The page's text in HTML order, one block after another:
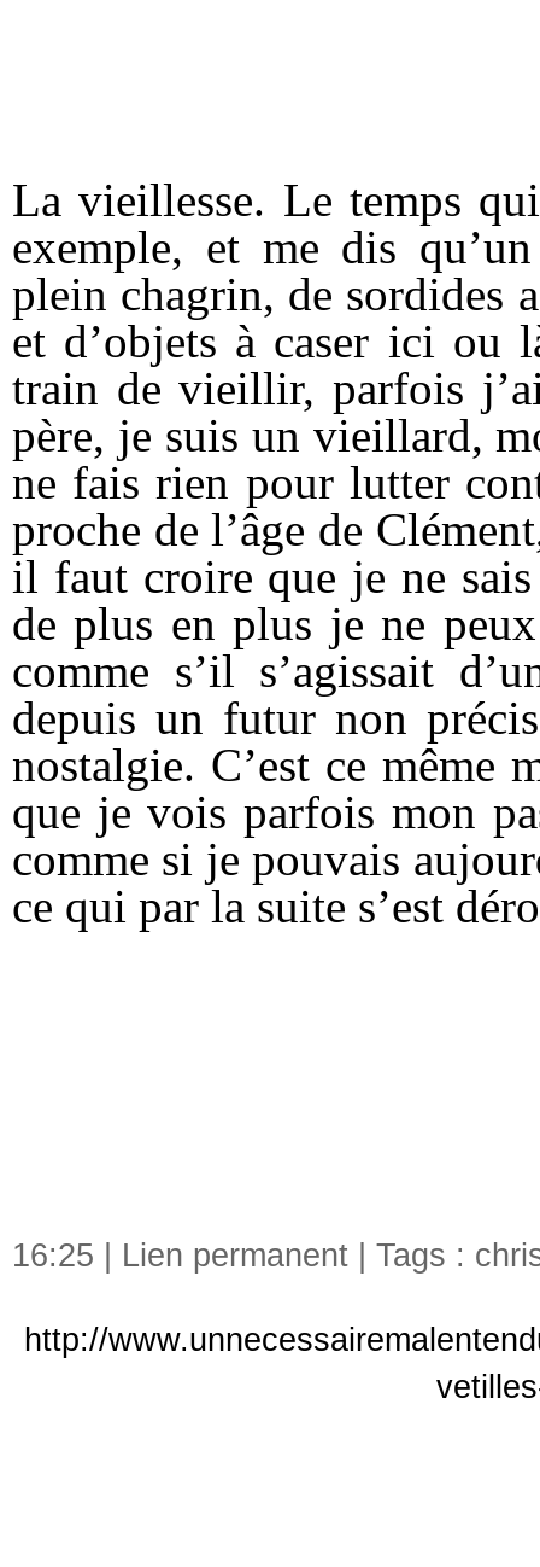
La vieillesse. Le temps
exemple, et me dis
plein chagrin, de sordides
et d’objets à caser ici ou
train de vieillir, parfois
père, je suis un vieillard,
ne fais rien pour lutter
proche de l’âge de
il faut croire que je ne
de plus en plus je ne
comme s’il s’agissait
depuis un futur non
nostalgie. C’est ce même
que je vois parfois mon
comme si je pouvais
ce qui par la suite s’est
16:25 | Lien permanent | Tags :
http://